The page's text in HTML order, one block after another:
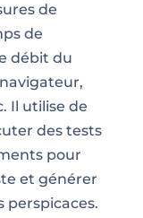
de
de
débit du
Il utilise de
des tests
pour
et générer
perspicaces.